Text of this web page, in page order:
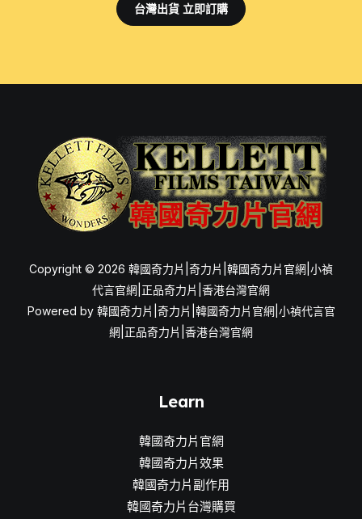
台灣出貨 立即訂購
Copyright © 2026 韓國奇力片|奇力片|韓國奇力片官網|小禎
代言官網|正品奇力片|香港台灣官網
Powered by 韓國奇力片|奇力片|韓國奇力片官網|小禎代言官
網|正品奇力片|香港台灣官網
Learn
韓國奇力片官網
韓國奇力片效果
韓國奇力片副作用
韓國奇力片台灣購買